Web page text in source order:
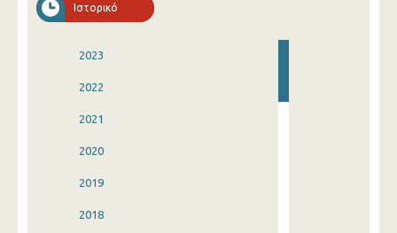
Ιστορικό
2023
2022
2021
2020
2019
2018